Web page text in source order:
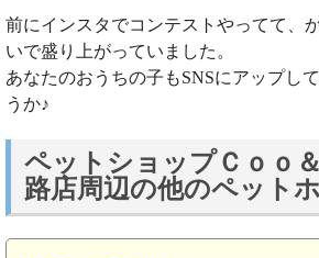
前にインスタでコンテストやってて、
いで盛り上がっていました。
あなたのおうちの子もSNSにアップし
うか♪
ペットショップＣｏｏ
路店周辺の他のペット